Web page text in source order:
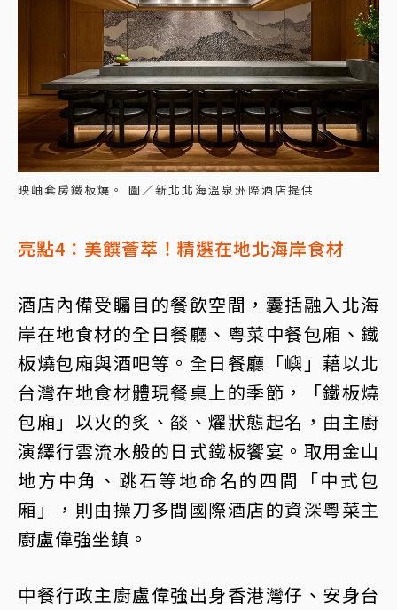
映岫套房鐵板燒。 圖／新北北海溫泉洲際酒店提供
亮點4：美饌薈萃！精選在地北海岸食材
酒店內備受矚目的餐飲空間，囊括融入北海
岸在地食材的全日餐廳、粵菜中餐包廂、鐵
板燒包廂與酒吧等。全日餐廳「嶼」藉以北
台灣在地食材體現餐桌上的季節，「鐵板燒
包廂」以火的炙、燄、燿狀態起名，由主廚
演繹行雲流水般的日式鐵板饗宴。取用金山
地方中角、跳石等地命名的四間「中式包
廂」，則由操刀多間國際酒店的資深粵菜主
廚盧偉強坐鎮。
中餐行政主廚盧偉強出身香港灣仔、安身台